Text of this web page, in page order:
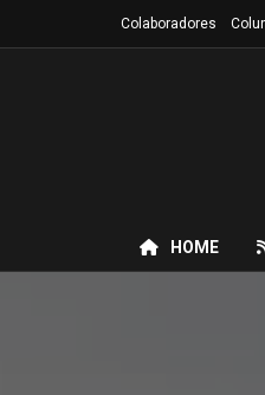
Colaboradores
HOME